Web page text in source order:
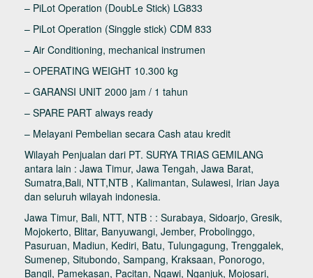
– PiLot Operation (DoubLe Stick) LG833
– PiLot Operation (Singgle stick) CDM 833
– Air Conditioning, mechanical instrumen
– OPERATING WEIGHT 10.300 kg
– GARANSI UNIT 2000 jam / 1 tahun
– SPARE PART always ready
– Melayani Pembelian secara Cash atau kredit
Wilayah Penjualan dari PT. SURYA TRIAS GEMILANG
antara lain : Jawa Timur, Jawa Tengah, Jawa Barat,
Sumatra,Bali, NTT,NTB , Kalimantan, Sulawesi, Irian Jaya
dan seluruh wilayah indonesia.
Jawa Timur, Bali, NTT, NTB : : Surabaya, Sidoarjo, Gresik,
Mojokerto, Blitar, Banyuwangi, Jember, Probolinggo,
Pasuruan, Madiun, Kediri, Batu, Tulungagung, Trenggalek,
Sumenep, Situbondo, Sampang, Kraksaan, Ponorogo,
Bangil, Pamekasan, Pacitan, Ngawi, Nganjuk, Mojosari,